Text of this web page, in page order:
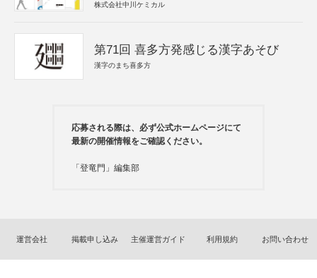
株式会社中川ケミカル
第71回 喜多方発感じる漢字あそび
漢字のまち喜多方
応募される際は、必ず公式ホームページにて
最新の開催情報をご確認ください。
「登竜門」編集部
運営会社 掲載申し込み 主催運営ガイド 利用規約 お問い合わせ